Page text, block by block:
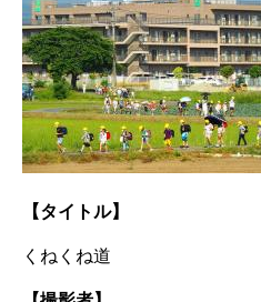
【タイトル】
くねくね道